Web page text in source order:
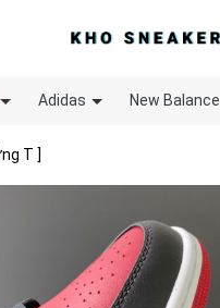
Adidas New Balance
T ]